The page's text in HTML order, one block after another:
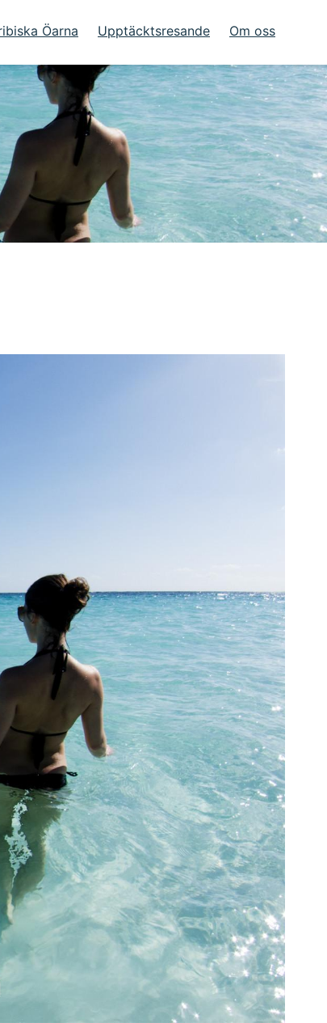
Öarna Upptäcktsresande Om oss